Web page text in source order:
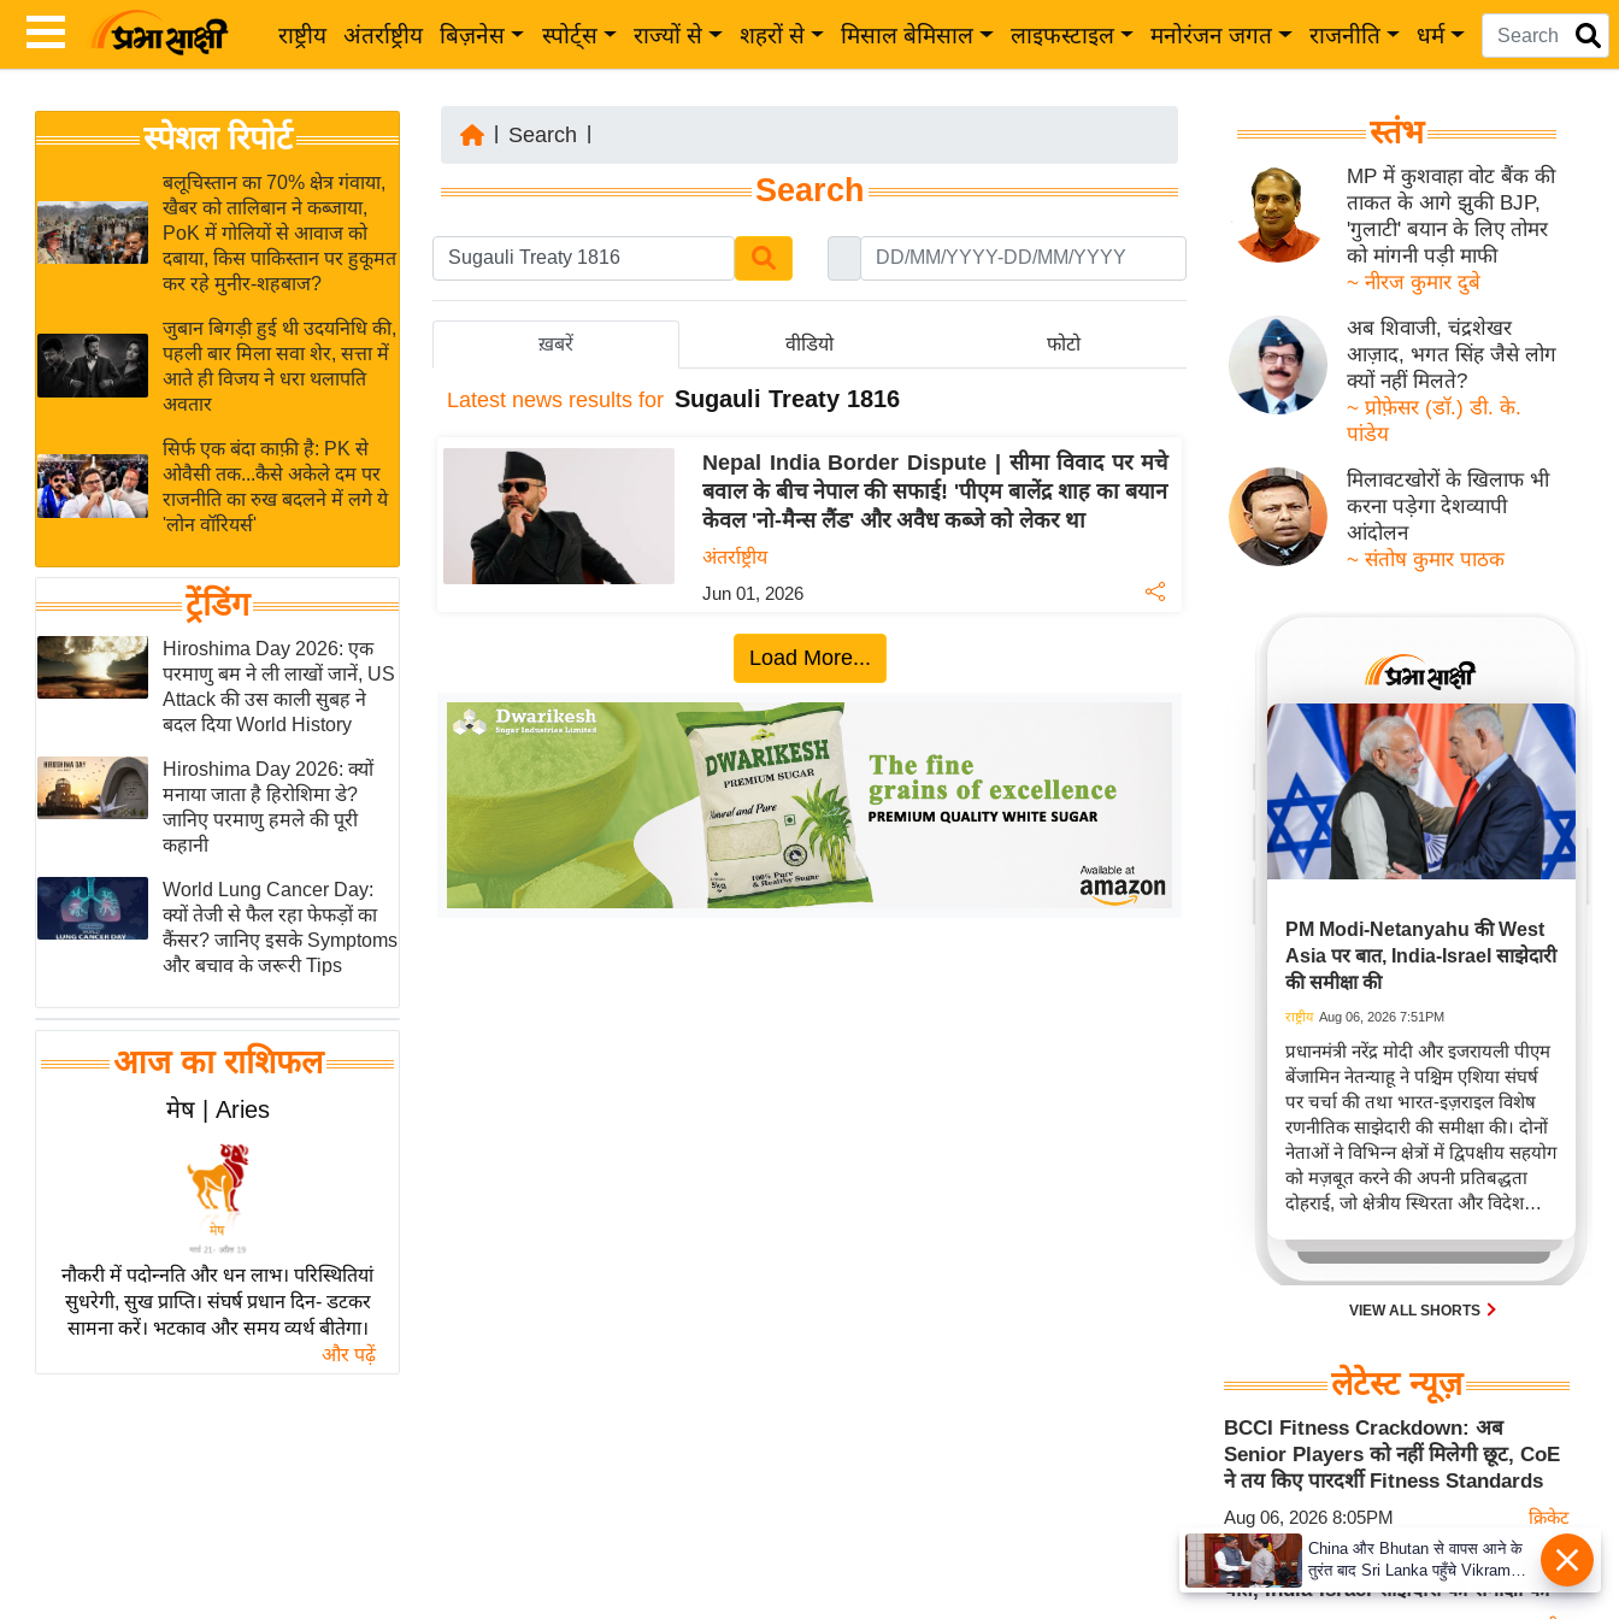
राष्ट्रीय अंतर्राष्ट्रीय बिज़नेस स्पोर्ट्स राज्यों से शहरों से मिसाल बेमिसाल लाइफस्टाइल मनोरंजन जगत राजनीति धर्म
News
Hindi
Hindi
Live
News in
Hindi
News
Hindi
Videos
ब
र
अंतर्राष्ट्रीय
बिज़नेस
उद्योग
विशेषज्ञ
राय
खेल
क्रिकेट
IPL
2026
ई-पेपर
मिसाल बेमिसाल
शख्सियत
यंग इंडिया
साहित्य जगत
ऑटो वर्ल्ड
मनोरंजन जगत
बॉलीवुड
हॉलीवुड
Breaking
लाइफस्टाइल
टेक्नॉलॉजी
ब्यूटी/फैशन
स्पेशल रिपोर्ट
बलूचिस्तान का 70% क्षेत्र गंवाया,
खैबर को तालिबान ने कब्जाया,
PoK में गोलियों से आवाज को
दबाया, किस पाकिस्तान पर हुकूमत
कर रहे मुनीर-शहबाज?
जुबान बिगड़ी हुई थी उदयनिधि की,
पहली बार मिला सवा शेर, सत्ता में
आते ही विजय ने धरा थलापति
अवतार
सिर्फ एक बंदा काफ़ी है: PK से
ओवैसी तक...कैसे अकेले दम पर
राजनीति का रुख बदलने में लगे ये
'लोन वॉरियर्स'
ट्रेंडिंग
Hiroshima Day 2026: एक
परमाणु बम ने ली लाखों जानें, US
Attack की उस काली सुबह ने
बदल दिया World History
Hiroshima Day 2026: क्यों
मनाया जाता है हिरोशिमा डे?
जानिए परमाणु हमले की पूरी
कहानी
World Lung Cancer Day:
क्यों तेजी से फैल रहा फेफड़ों का
कैंसर? जानिए इसके Symptoms
और बचाव के जरूरी Tips
आज का राशिफल
मेष | Aries
नौकरी में पदोन्नति और धन लाभ। परिस्थितियां
सुधरेगी, सुख प्राप्ति। संघर्ष प्रधान दिन- डटकर
सामना करें। भटकाव और समय व्यर्थ बीतेगा।
और पढ़ें
Search
Search
ख़बरें वीडियो फोटो
Latest news results for Sugauli Treaty 1816
Nepal India Border Dispute | सीमा विवाद पर मचे
बवाल के बीच नेपाल की सफाई! 'पीएम बालेंद्र शाह का बयान
केवल 'नो-मैन्स लैंड' और अवैध कब्जे को लेकर था
अंतर्राष्ट्रीय
Jun 01, 2026
Load More...
स्तंभ
MP में कुशवाहा वोट बैंक की
ताकत के आगे झुकी BJP,
'गुलाटी' बयान के लिए तोमर
को मांगनी पड़ी माफी
~ नीरज कुमार दुबे
अब शिवाजी, चंद्रशेखर
आज़ाद, भगत सिंह जैसे लोग
क्यों नहीं मिलते?
~ प्रोफ़ेसर (डॉ.) डी. के.
पांडेय
मिलावटखोरों के खिलाफ भी
करना पड़ेगा देशव्यापी
आंदोलन
~ संतोष कुमार पाठक
PM Modi-Netanyahu की West
Asia पर बात, India-Israel साझेदारी
की समीक्षा की
राष्ट्रीय Aug 06, 2026 7:51PM
प्रधानमंत्री नरेंद्र मोदी और इजरायली पीएम
बेंजामिन नेतन्याहू ने पश्चिम एशिया संघर्ष
पर चर्चा की तथा भारत-इज़राइल विशेष
रणनीतिक साझेदारी की समीक्षा की। दोनों
नेताओं ने विभिन्न क्षेत्रों में द्विपक्षीय सहयोग
को मज़बूत करने की अपनी प्रतिबद्धता
दोहराई, जो क्षेत्रीय स्थिरता और विदेश
करता है।
VIEW ALL SHORTS
लेटेस्ट न्यूज़
BCCI Fitness Crackdown: अब
Senior Players को नहीं मिलेगी छूट, CoE
ने तय किए पारदर्शी Fitness Standards
Aug 06, 2026 8:05PM क्रिकेट
PM Modi-Netanyahu की West Asia पर
बात, India-Israel साझेदारी की समीक्षा की
China और Bhutan से वापस आने के
तुरंत बाद Sri Lanka पहुँचे Vikram
Misri, भारत के जबरदस्त दाँव से दुनिया